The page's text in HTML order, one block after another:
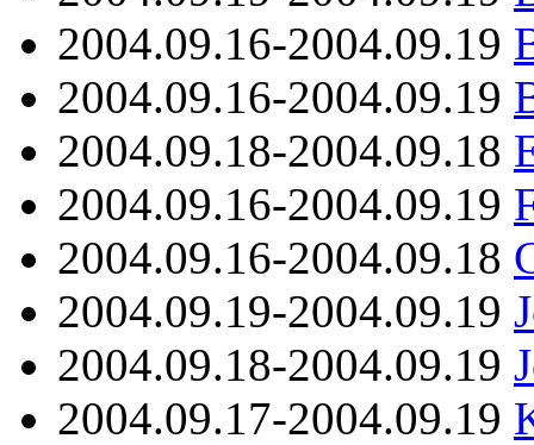
2004.09.16-2004.09.19
2004.09.16-2004.09.19
2004.09.18-2004.09.18
2004.09.16-2004.09.19
2004.09.16-2004.09.18
2004.09.19-2004.09.19
2004.09.18-2004.09.19
2004.09.17-2004.09.19